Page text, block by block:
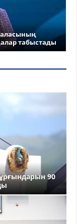
табыстады
90